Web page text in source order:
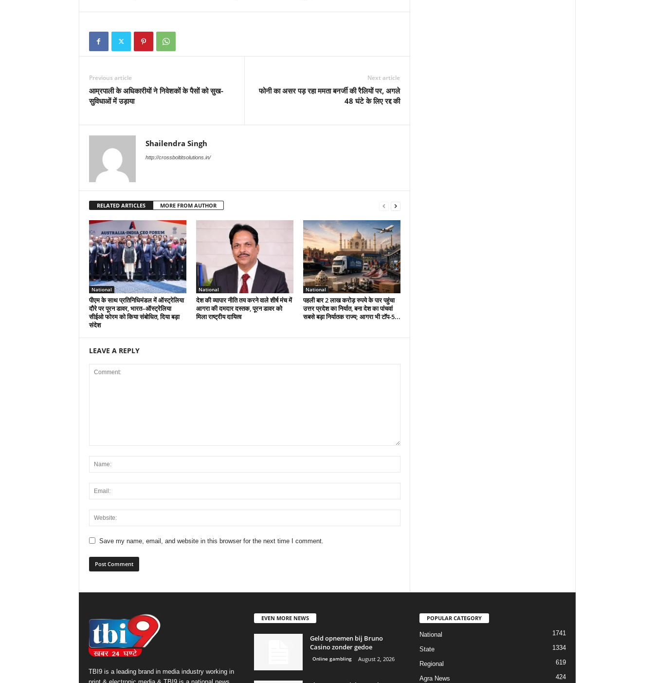
Previous article
आम्रपाली के अधिकारीयों ने निवेशकों के पैसों को सुख-
सुविधाओं में उड़ाया
Next article
फोनी का असर पड़ रहा ममता बनर्जी की रैलियों पर, अगले
48 घंटे के लिए रद्द की
Shailendra Singh
http://crossboltitsolutions.in/
RELATED ARTICLES MORE FROM AUTHOR
National
पीएम के साथ प्रतिनिधिमंडल में ऑस्ट्रेलिया
दौरे पर पूरन डावर, भारत–ऑस्ट्रेलिया
सीईओ फोरम को किया संबोधित, दिया बड़ा
संदेश
National
देश की व्यापार नीति तय करने वाले शीर्ष मंच में
आगरा की दमदार दस्तक, पूरन डावर को
मिला राष्ट्रीय दायित्व
National
पहली बार 2 लाख करोड़ रुपये के पार पहुंचा
उत्तर प्रदेश का निर्यात, बना देश का पांचवां
सबसे बड़ा निर्यातक राज्य; आगरा भी टॉप-5...
LEAVE A REPLY
Save my name, email, and website in this browser for the next time I comment.
TBI9 is a leading brand in media industry working in
EVEN MORE NEWS
Geld opnemen bij Bruno
Casino zonder gedoe
Online gambling August 2, 2026
POPULAR CATEGORY
National 1741
State 1334
Regional 619
Agra News 424